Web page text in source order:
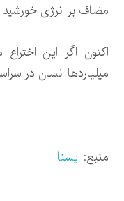
مضاف بر انرژی
اکنون اگر این
میلیاردها انسان در
منبع: ایسنا